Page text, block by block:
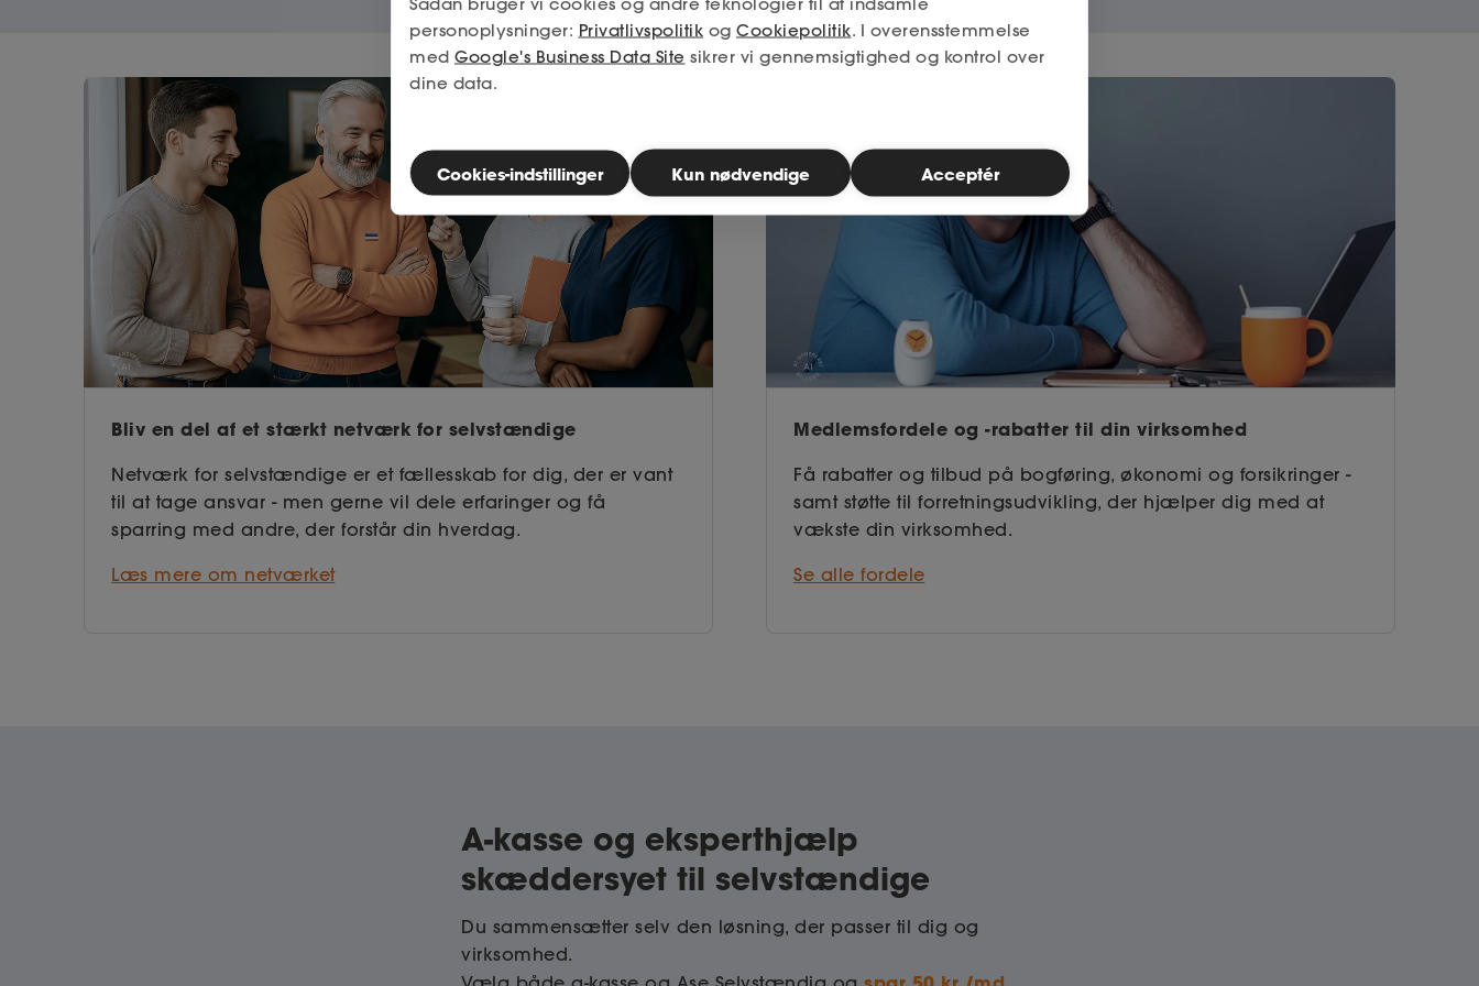
Bliv en del af et stærkt netværk for selvstændige
Netværk for selvstændige er et fællesskab for dig, der er vant
til at tage ansvar - men gerne vil dele erfaringer og få
sparring med andre, der forstår din hverdag.
Læs mere om netværket
Medlemsfordele og -rabatter til din virksomhed
Få rabatter og tilbud på bogføring, økonomi og forsikringer -
samt støtte til forretningsudvikling, der hjælper dig med at
vækste din virksomhed.
Se alle fordele
A-kasse og eksperthjælp
skæddersyet til selvstændige
Du sammensætter selv den løsning, der passer til dig og
virksomhed.
personoplysninger: Privatlivspolitik og Cookiepolitik. I overensstemmelse
med Google's Business Data Site sikrer vi gennemsigtighed og kontrol over
dine data.
Cookies-indstillinger Kun nødvendige Acceptér